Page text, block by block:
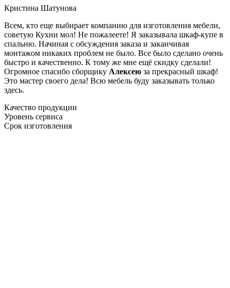
Кристина Шатунова
Всем, кто еще выбирает компанию для изготовления мебели,
советую Кухни мол! Не пожалеете! Я заказывала шкаф-купе в
спальню. Начиная с обсуждения заказа и заканчивая
монтажом никаких проблем не было. Все было сделано очень
быстро и качественно. К тому же мне ещё скидку сделали!
Огромное спасибо сборщику Алексею за прекрасный шкаф!
Это мастер своего дела! Всю мебель буду заказывать только
здесь.
Качество продукции
Уровень сервиса
Срок изготовления